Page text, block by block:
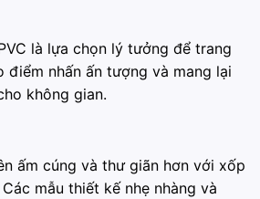
là lựa chọn lý tưởng để trang
điểm nhấn ấn tượng và mang lại
không gian.
ấm cúng và thư giãn hơn với xốp
mẫu thiết kế nhẹ nhàng và